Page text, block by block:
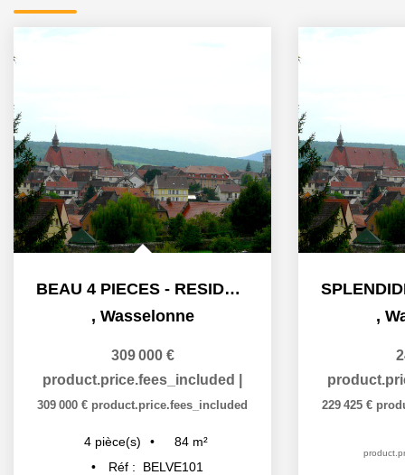
BEAU 4 PIECES - RESIDENCE NEUVE AU COEUR DE WASSELONNE
, Wasselonne
309 000 €
product.price.fees_included
309 000 € product.price.fees_included
4 pièce(s) 84 m²
Réf :
BELVE101
,
229 425 €